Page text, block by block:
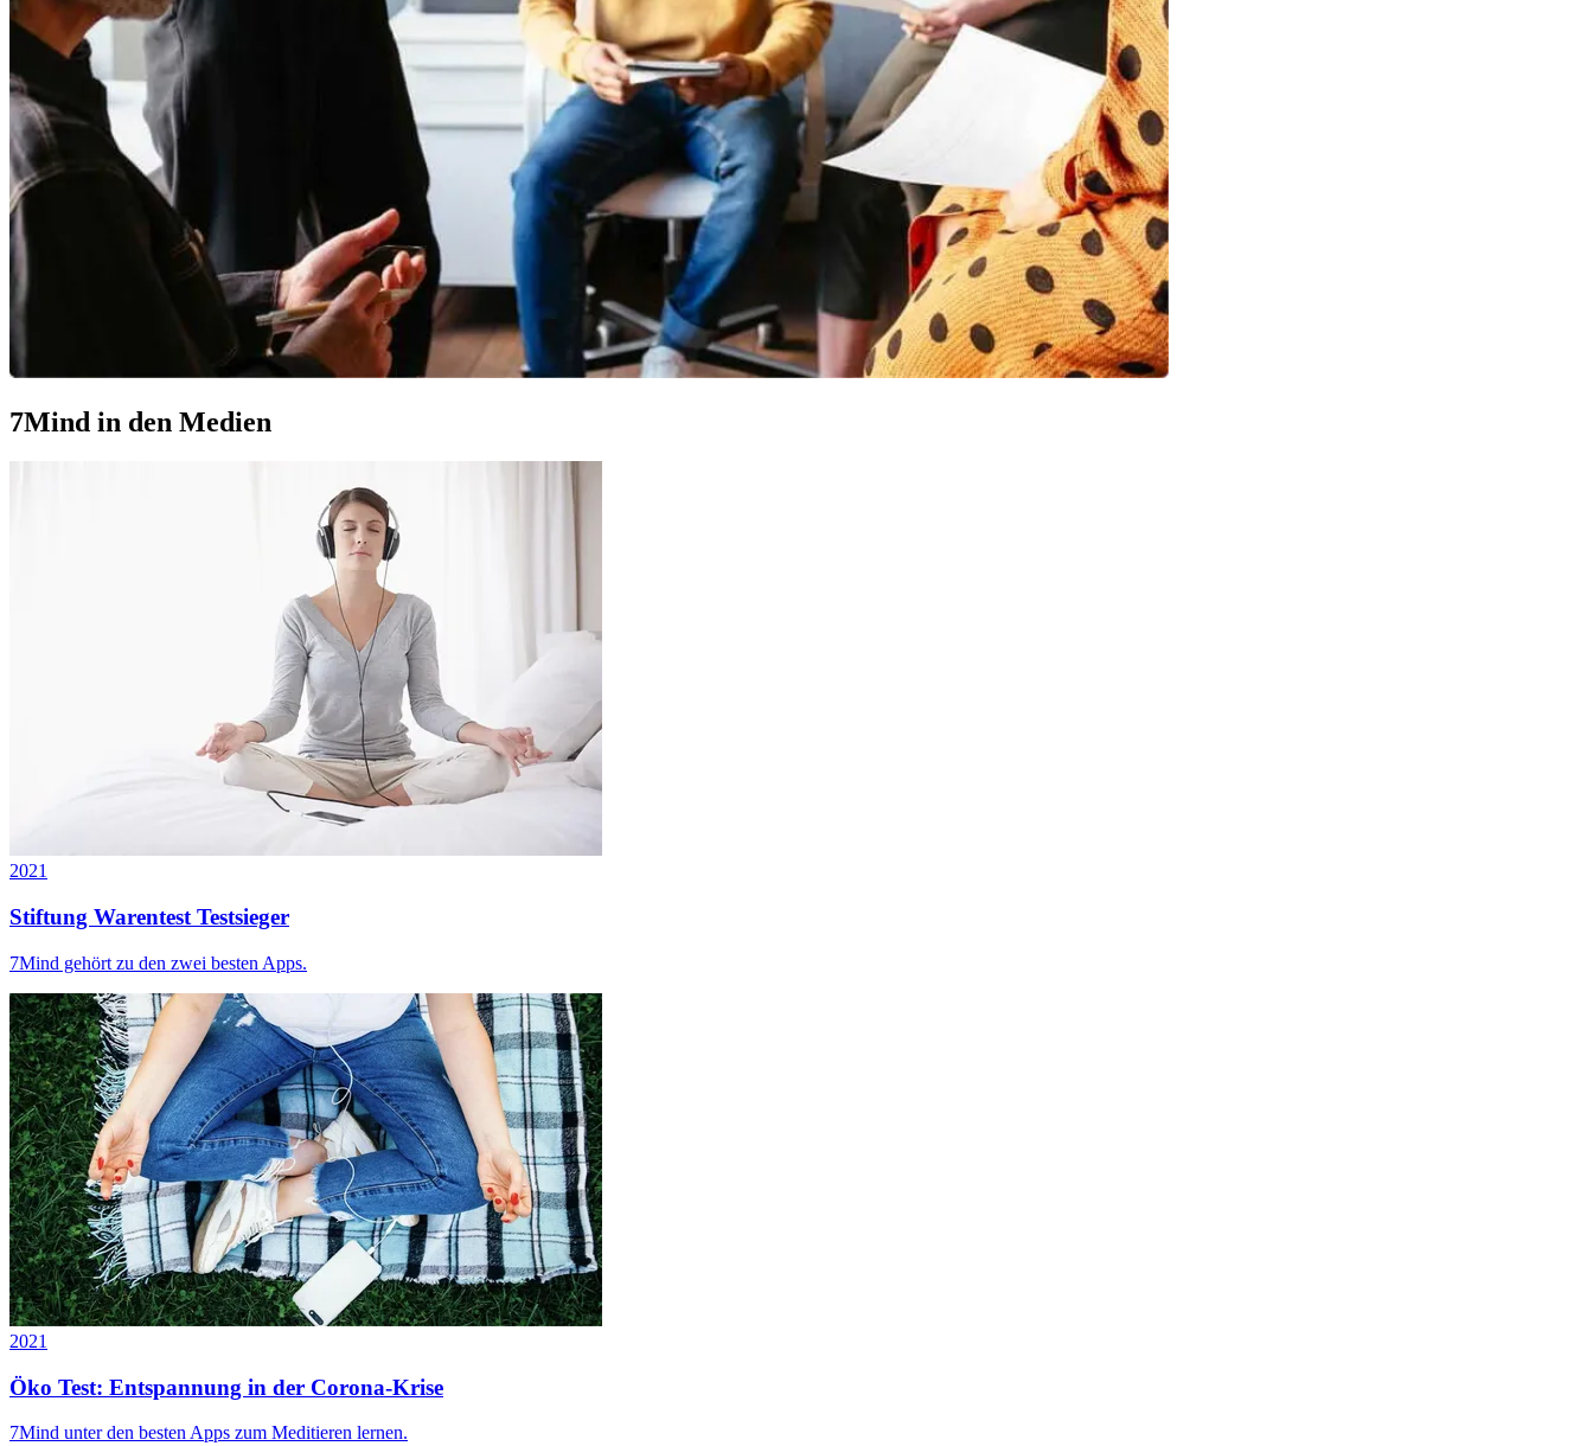
7Mind in den Medien
2021
Stiftung Warentest Testsieger
7Mind gehört zu den zwei besten Apps.
2021
Öko Test: Entspannung in der Corona-Krise
7Mind unter den besten Apps zum Meditieren lernen.